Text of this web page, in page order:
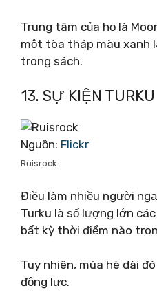
Trung tâm của họ là
một tòa tháp màu xanh
trong sách.
13. SỰ KIỆN TURKU
Nguồn: Flickr
Ruisrock
Điều làm nhiều người
Turku là số lượng lớn
bất kỳ thời điểm nào
Tuy nhiên, mùa hè dài
động lực.